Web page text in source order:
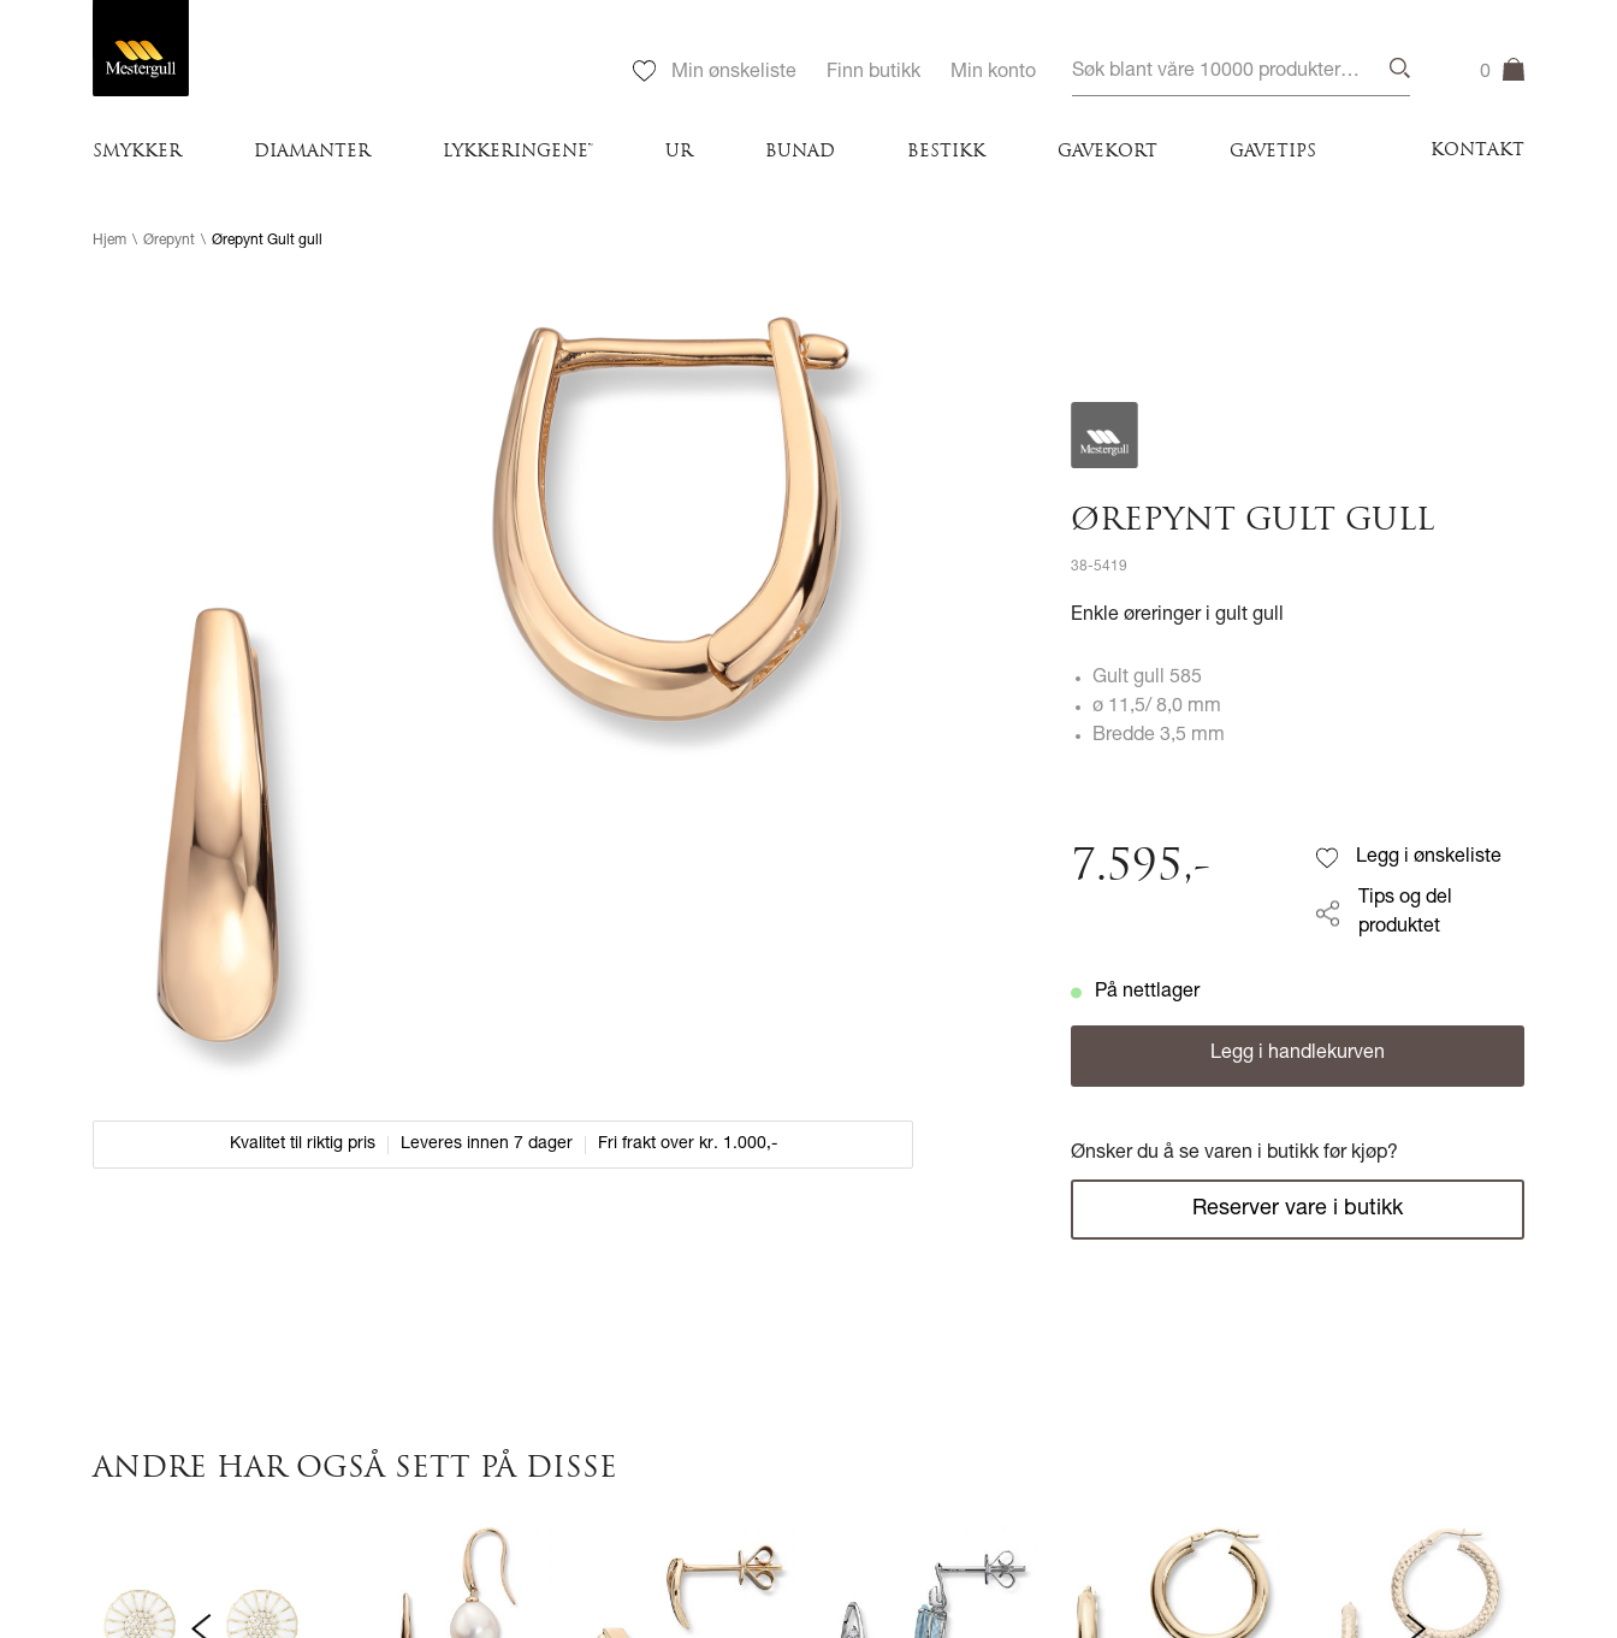
Min ønskeliste Finn butikk Min konto 0
SMYKKER DIAMANTER LYKKERINGENE™ UR BUNAD BESTIKK GAVEKORT GAVETIPS KONTAKT
Hjem \ Ørepynt \ Ørepynt Gult gull
Kvalitet til riktig pris Leveres innen 7 dager Fri frakt over kr. 1.000,-
ØREPYNT GULT GULL
38-5419
Enkle øreringer i gult gull
Gult gull 585
ø 11,5/ 8,0 mm
Bredde 3,5 mm
7.595,- Legg i ønskeliste
Tips og del
produktet
På nettlager
Legg i handlekurven
Ønsker du å se varen i butikk før kjøp?
Reserver vare i butikk
ANDRE HAR OGSÅ SETT PÅ DISSE